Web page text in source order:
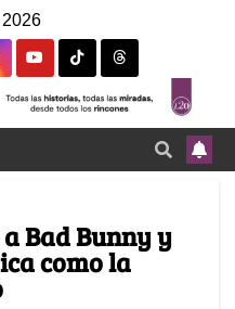
Bad Bunny y
como la